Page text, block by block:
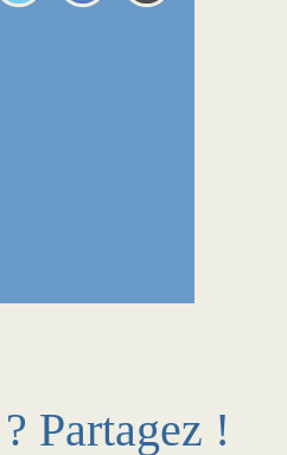
Partagez !